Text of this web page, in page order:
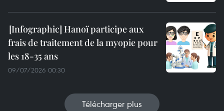
Hanoï participe aux
frais de traitement de la myopie pour
les 18-35 ans
09/07/2026 00:30
Télécharger plus